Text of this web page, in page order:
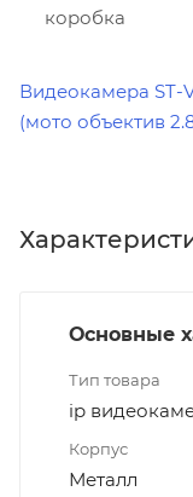
коробка
Видеокамера ST-
(мото объектив
Основные
Тип товара
ip
Корпус
Металл